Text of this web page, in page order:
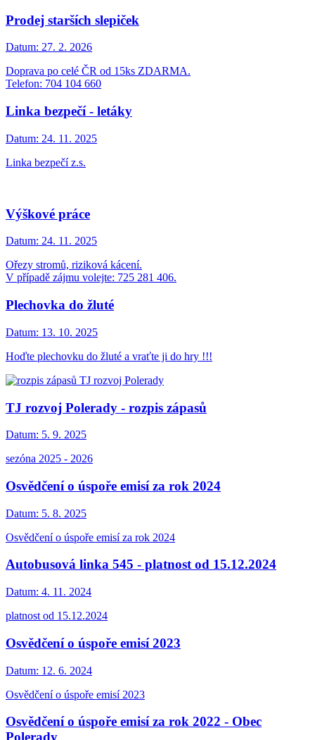
Prodej starších slepiček
Datum: 27. 2. 2026
Doprava po celé ČR od 15ks ZDARMA.
Telefon: 704 104 660
Linka bezpečí - letáky
Datum: 24. 11. 2025
Linka bezpečí z.s.
Výškové práce
Datum: 24. 11. 2025
Ořezy stromů, riziková kácení.
V případě zájmu volejte: 725 281 406.
Plechovka do žluté
Datum: 13. 10. 2025
Hoďte plechovku do žluté a vraťte ji do hry !!!
TJ rozvoj Polerady - rozpis zápasů
Datum: 5. 9. 2025
sezóna 2025 - 2026
Osvědčení o úspoře emisí za rok 2024
Datum: 5. 8. 2025
Osvědčení o úspoře emisí za rok 2024
Autobusová linka 545 - platnost od 15.12.2024
Datum: 4. 11. 2024
platnost od 15.12.2024
Osvědčení o úspoře emisí 2023
Datum: 12. 6. 2024
Osvědčení o úspoře emisí 2023
Osvědčení o úspoře emisí za rok 2022 - Obec
Polerady